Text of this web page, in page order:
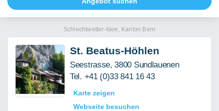
Schlechtwetter-Idee, Kanton Bern
St. Beatus-Höhlen
Seestrasse, 3800 Sundlauenen
Tel. +41 (0)33 841 16 43
Karte zeigen
Webseite besuchen